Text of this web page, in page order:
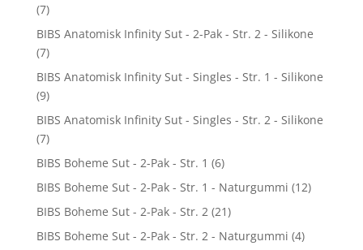
(7)
BIBS Anatomisk Infinity Sut - 2-Pak - Str. 2 - Silikone
(7)
BIBS Anatomisk Infinity Sut - Singles - Str. 1 - Silikone
(9)
BIBS Anatomisk Infinity Sut - Singles - Str. 2 - Silikone
(7)
BIBS Boheme Sut - 2-Pak - Str. 1 (6)
BIBS Boheme Sut - 2-Pak - Str. 1 - Naturgummi (12)
BIBS Boheme Sut - 2-Pak - Str. 2 (21)
BIBS Boheme Sut - 2-Pak - Str. 2 - Naturgummi (4)